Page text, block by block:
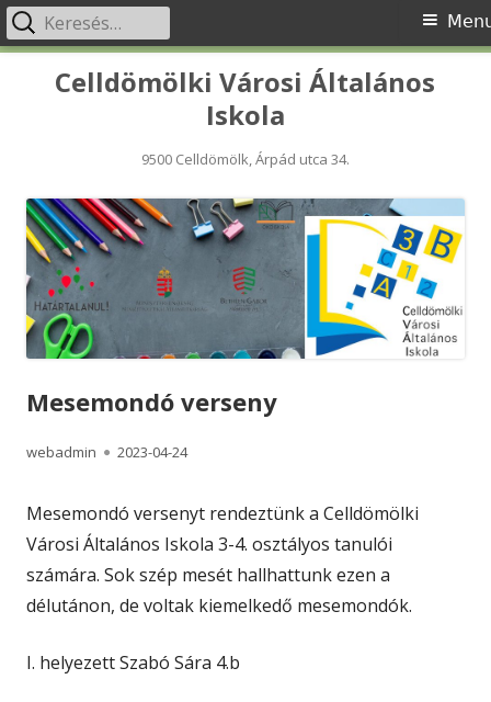
Celldömölki Városi Általános
Iskola
9500 Celldömölk, Árpád utca 34.
Primary
Menu
Keresés:
Mesemondó verseny
Author
webadmin
Published
2023-04-24
Mesemondó versenyt rendeztünk a Celldömölki
Városi Általános Iskola 3-4. osztályos tanulói
számára. Sok szép mesét hallhattunk ezen a
délutánon, de voltak kiemelkedő mesemondók.
I. helyezett Szabó Sára 4.b